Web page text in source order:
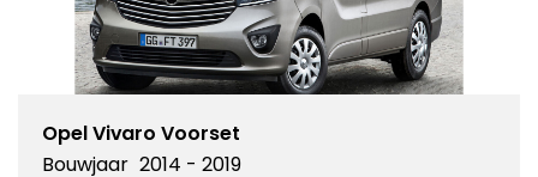
Opel Vivaro Voorset
Bouwjaar 2014 - 2019